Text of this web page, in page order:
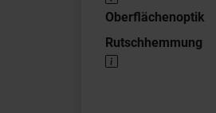
Oberflächenoptik
Rutschhemmung